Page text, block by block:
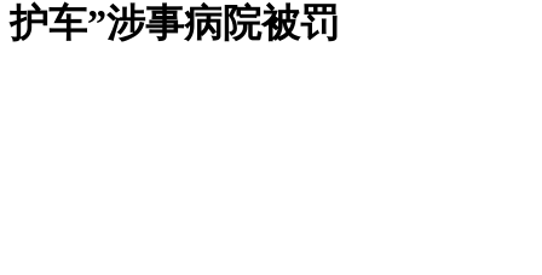
护车”涉事病院被罚